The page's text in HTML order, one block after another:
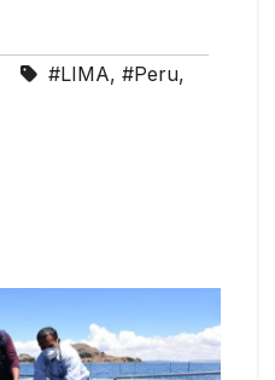
#LIMA, #Peru,